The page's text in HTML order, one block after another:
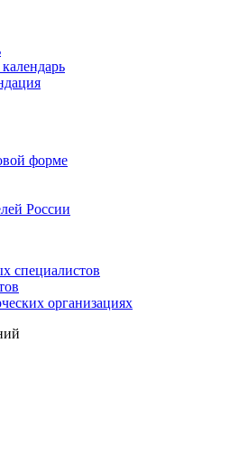
форме
России
специалистов
организациях